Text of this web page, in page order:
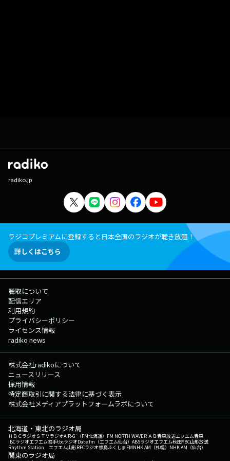
radiko.jp
ラジコプレミアムに登録すると日本全国のラジオが聴き放題！
詳しくはこちら
聴取について
配信エリア
利用規約
プライバシーポリシー
ライセンス情報
radiko news
株式会社radikoについて
ニュースリリース
採用情報
特定商取引に関する法律に基づく表示
株式会社メディアプラットフォームラボについて
北海道・東北のラジオ局
ＨＢＣラジオＳＴＶラジオAIR-G'（FM北海道） FM NORTH WAVEＲＡＢ青森放送エフエム青森
IBCラジオエフエム岩手tbcラジオDate fm（エフエム仙台） ABSラジオエフエム秋田YBC山形放送
Rhythm Station エフエム山形RFCラジオ福島ふくしまFMNHK AM（札幌） NHK AM（仙台）
関東のラジオ局